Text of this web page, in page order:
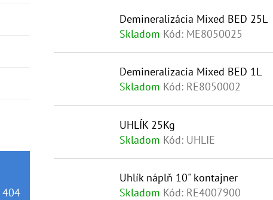
404
Demineralizácia Mixed BED 25L
Skladom Kód: ME8050025
Demineralizacia Mixed BED 1L
Skladom Kód: RE8050002
UHLÍK 25Kg
Skladom Kód: UHLIE
Uhlík náplň 10" kontajner
Skladom Kód: RE4007900